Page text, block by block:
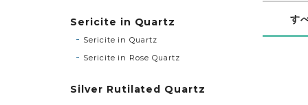
す
Sericite in Quartz
Sericite in Quartz
Sericite in Rose Quartz
Silver Rutilated Quartz